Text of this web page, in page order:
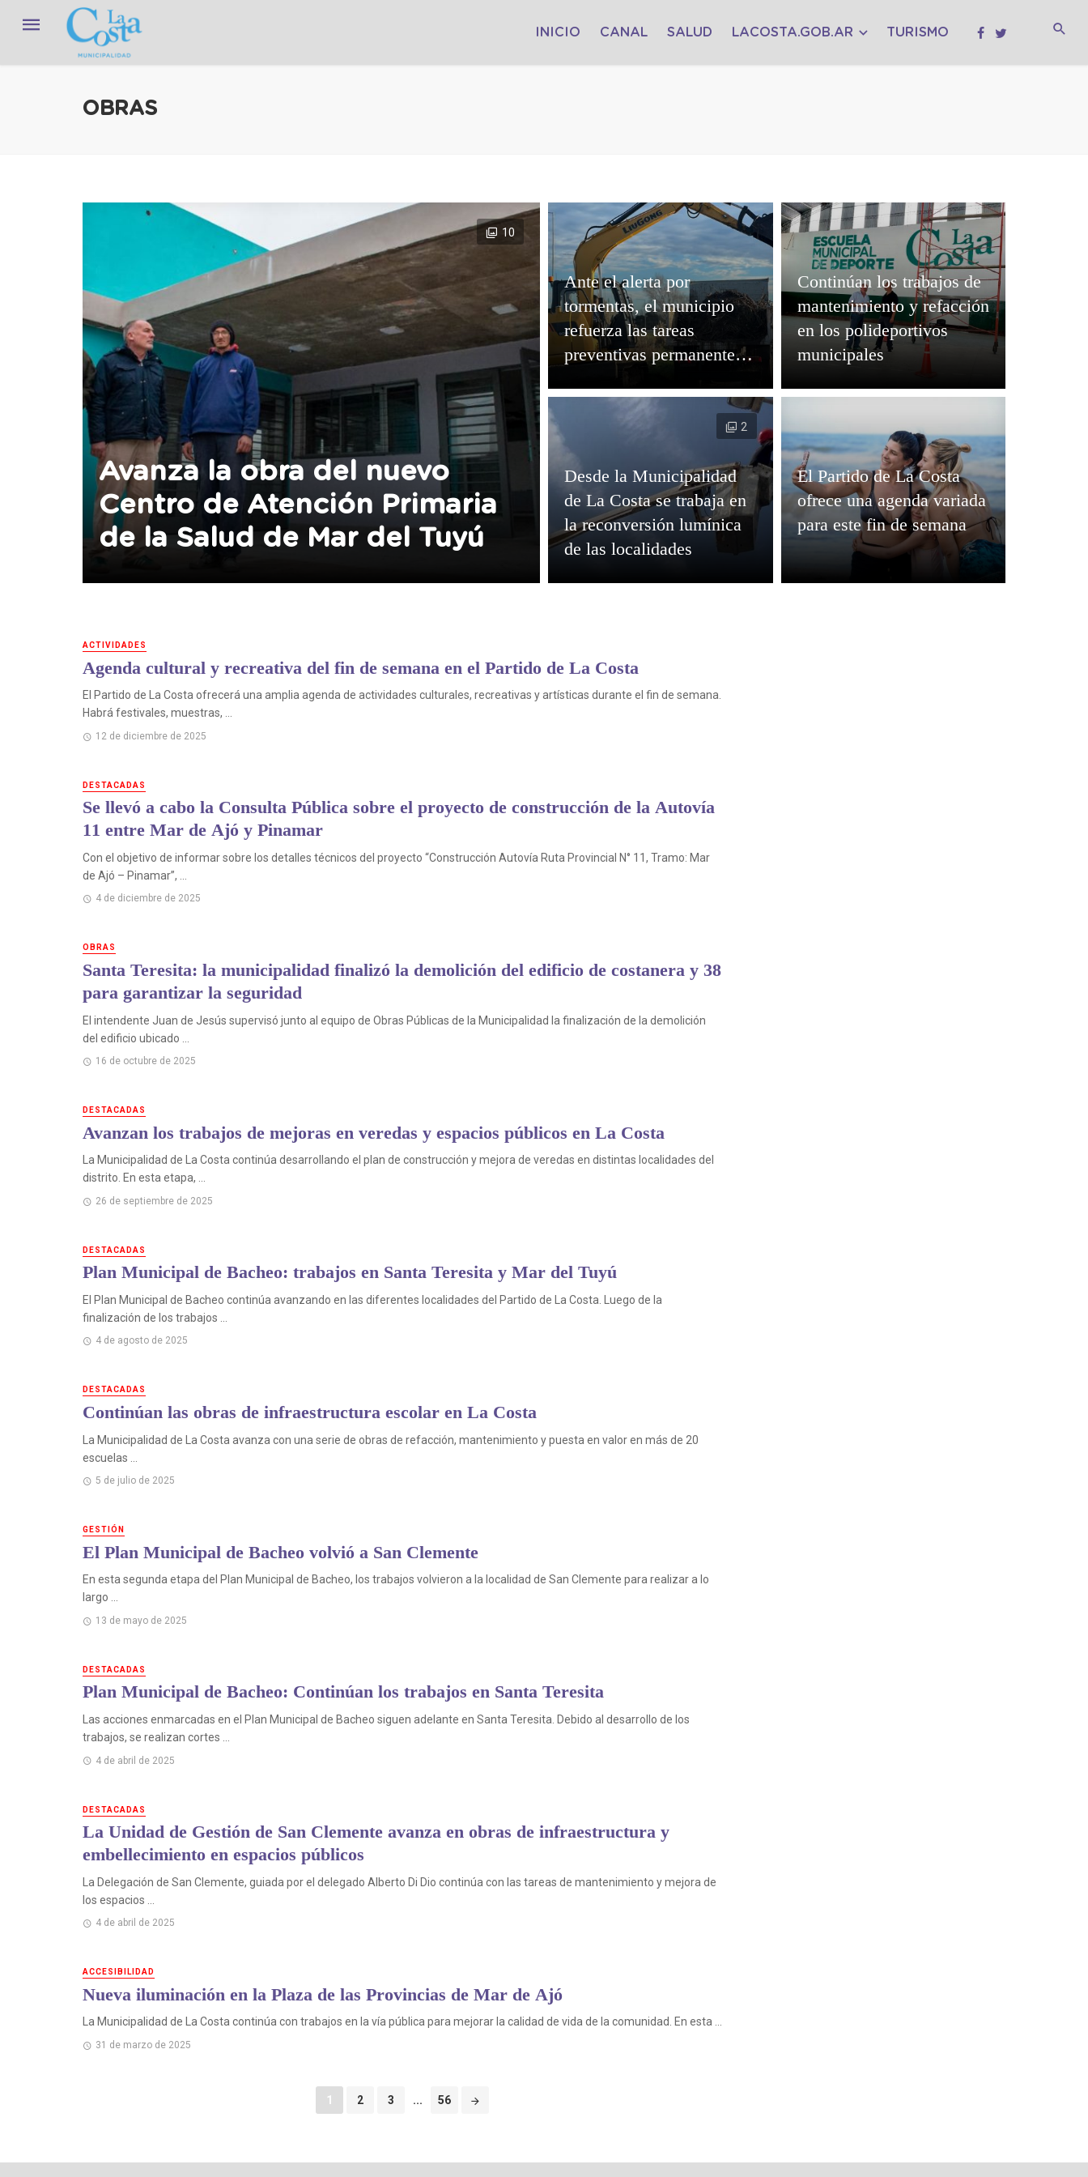
INICIO CANAL SALUD LACOSTA.GOB.AR TURISMO
OBRAS
Avanza la obra del nuevo
Centro de Atención Primaria
de la Salud de Mar del Tuyú
10
Ante el alerta por
tormentas, el municipio
refuerza las tareas
preventivas permanentes
en todo el distrito
Continúan los trabajos de
mantenimiento y refacción
en los polideportivos
municipales
Desde la Municipalidad
de La Costa se trabaja en
la reconversión lumínica
de las localidades
2
El Partido de La Costa
ofrece una agenda variada
para este fin de semana
ACTIVIDADES
Agenda cultural y recreativa del fin de semana en el Partido de La Costa
El Partido de La Costa ofrecerá una amplia agenda de actividades culturales, recreativas y artísticas durante el fin de semana.
Habrá festivales, muestras, ...
12 de diciembre de 2025
DESTACADAS
Se llevó a cabo la Consulta Pública sobre el proyecto de construcción de la Autovía
11 entre Mar de Ajó y Pinamar
Con el objetivo de informar sobre los detalles técnicos del proyecto “Construcción Autovía Ruta Provincial N° 11, Tramo: Mar
de Ajó – Pinamar”, ...
4 de diciembre de 2025
OBRAS
Santa Teresita: la municipalidad finalizó la demolición del edificio de costanera y 38
para garantizar la seguridad
El intendente Juan de Jesús supervisó junto al equipo de Obras Públicas de la Municipalidad la finalización de la demolición
del edificio ubicado ...
16 de octubre de 2025
DESTACADAS
Avanzan los trabajos de mejoras en veredas y espacios públicos en La Costa
La Municipalidad de La Costa continúa desarrollando el plan de construcción y mejora de veredas en distintas localidades del
distrito. En esta etapa, ...
26 de septiembre de 2025
DESTACADAS
Plan Municipal de Bacheo: trabajos en Santa Teresita y Mar del Tuyú
El Plan Municipal de Bacheo continúa avanzando en las diferentes localidades del Partido de La Costa. Luego de la
finalización de los trabajos ...
4 de agosto de 2025
DESTACADAS
Continúan las obras de infraestructura escolar en La Costa
La Municipalidad de La Costa avanza con una serie de obras de refacción, mantenimiento y puesta en valor en más de 20
escuelas ...
5 de julio de 2025
GESTIÓN
El Plan Municipal de Bacheo volvió a San Clemente
En esta segunda etapa del Plan Municipal de Bacheo, los trabajos volvieron a la localidad de San Clemente para realizar a lo
largo ...
13 de mayo de 2025
DESTACADAS
Plan Municipal de Bacheo: Continúan los trabajos en Santa Teresita
Las acciones enmarcadas en el Plan Municipal de Bacheo siguen adelante en Santa Teresita. Debido al desarrollo de los
trabajos, se realizan cortes ...
4 de abril de 2025
DESTACADAS
La Unidad de Gestión de San Clemente avanza en obras de infraestructura y
embellecimiento en espacios públicos
La Delegación de San Clemente, guiada por el delegado Alberto Di Dio continúa con las tareas de mantenimiento y mejora de
los espacios ...
4 de abril de 2025
ACCESIBILIDAD
Nueva iluminación en la Plaza de las Provincias de Mar de Ajó
La Municipalidad de La Costa continúa con trabajos en la vía pública para mejorar la calidad de vida de la comunidad. En esta ...
31 de marzo de 2025
1 2 3 ... 56